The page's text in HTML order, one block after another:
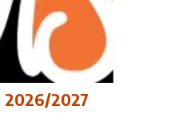
2026/2027